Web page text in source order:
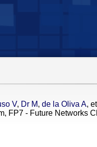
V, Dr M, de la Oliva A,
FP7 - Future Networks